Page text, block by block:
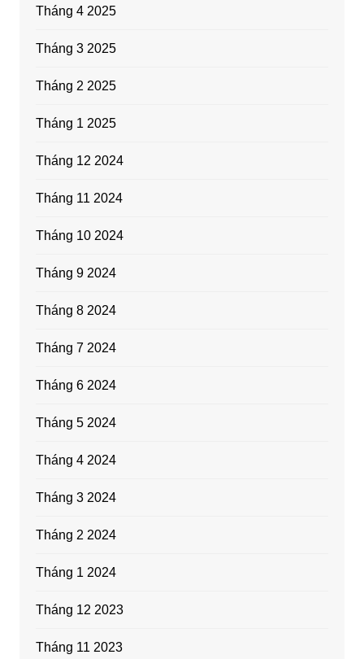
Tháng 4 2025
Tháng 3 2025
Tháng 2 2025
Tháng 1 2025
Tháng 12 2024
Tháng 11 2024
Tháng 10 2024
Tháng 9 2024
Tháng 8 2024
Tháng 7 2024
Tháng 6 2024
Tháng 5 2024
Tháng 4 2024
Tháng 3 2024
Tháng 2 2024
Tháng 1 2024
Tháng 12 2023
Tháng 11 2023